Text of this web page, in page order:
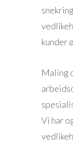
kunder
Maling
Vi har